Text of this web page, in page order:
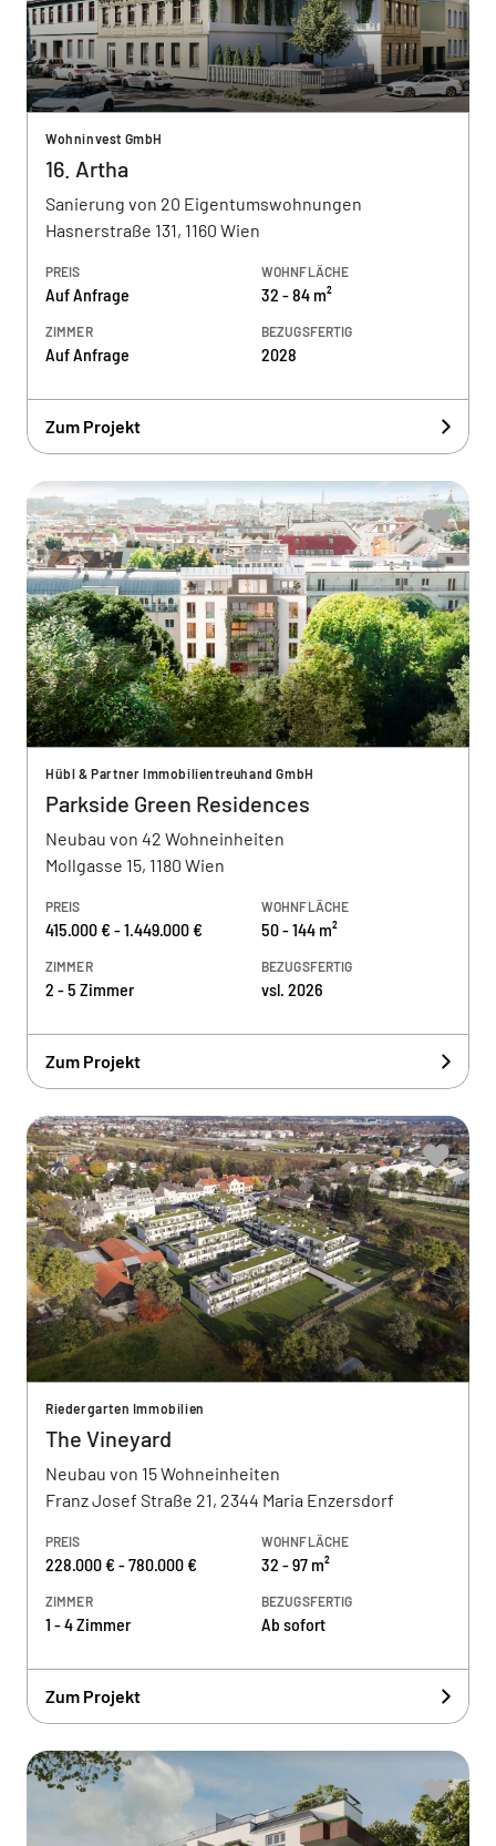
Wohninvest GmbH
16. Artha
Sanierung von 20 Eigentumswohnungen
Hasnerstraße 131, 1160 Wien
PREIS
Auf Anfrage
WOHNFLÄCHE
32 - 84 m²
ZIMMER
Auf Anfrage
BEZUGSFERTIG
2028
Zum Projekt
Hübl & Partner Immobilientreuhand GmbH
Parkside Green Residences
Neubau von 42 Wohneinheiten
Mollgasse 15, 1180 Wien
PREIS
415.000 € - 1.449.000 €
WOHNFLÄCHE
50 - 144 m²
ZIMMER
2 - 5 Zimmer
BEZUGSFERTIG
vsl. 2026
Zum Projekt
Riedergarten Immobilien
The Vineyard
Neubau von 15 Wohneinheiten
Franz Josef Straße 21, 2344 Maria Enzersdorf
PREIS
228.000 € - 780.000 €
WOHNFLÄCHE
32 - 97 m²
ZIMMER
1 - 4 Zimmer
BEZUGSFERTIG
Ab sofort
Zum Projekt